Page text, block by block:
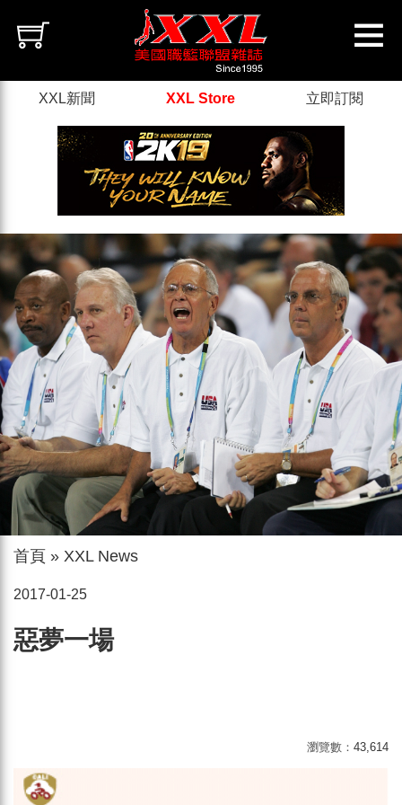
XXL新聞 XXL Store 立即訂閱
首頁 » XXL News
2017-01-25
惡夢一場
瀏覽數： 43,614